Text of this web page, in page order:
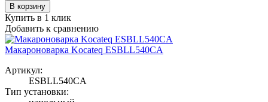
В корзину
Купить в 1 клик
Добавить к сравнению
Макароноварка Kocateq ESBLL540CA
Артикул:
ESBLL540CA
Тип установки: